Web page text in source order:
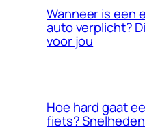
Wanneer is een
auto verplicht?
voor jou
Hoe hard gaat
fiets?